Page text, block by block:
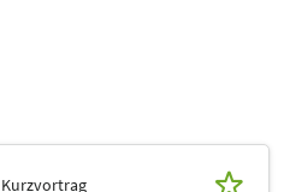
Kurzvortrag